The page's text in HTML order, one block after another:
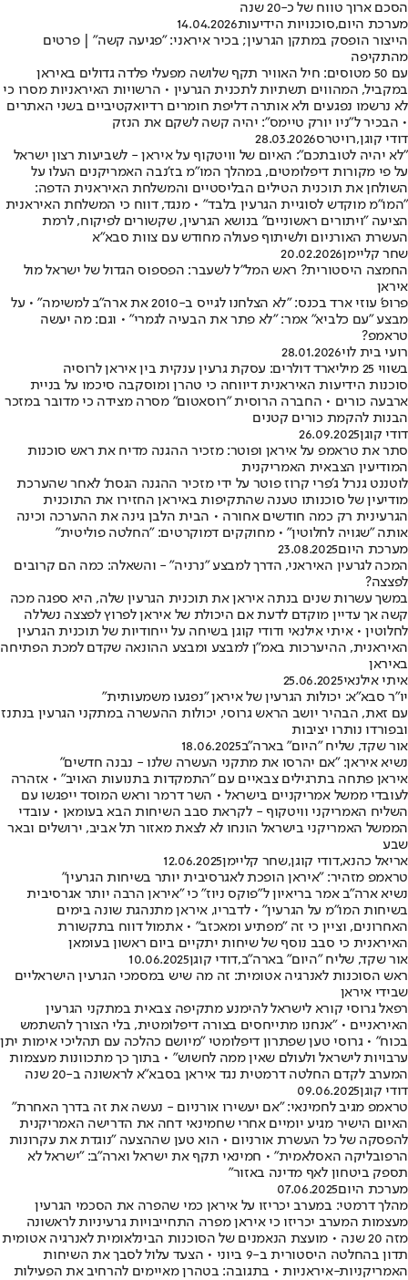
הסכם ארוך טווח של כ-20 שנה
מערכת היום,סוכנויות הידיעות14.04.2026
הייצור הופסק במתקן הגרעין; בכיר איראני: "פגיעה קשה" | פרטים
מהתקיפה
עם 50 מטוסים: חיל האוויר תקף שלושה מפעלי פלדה גדולים באיראן
במקביל, המהווים תשתיות לתכנית הגרעין • הרשויות האיראניות מסרו כי
לא נרשמו נפגעים ולא אותרה דליפת חומרים רדיואקטיביים בשני האתרים
• הבכיר ל"ניו יורק טיימס": יהיה קשה לשקם את הנזק
דודי קוגן,רויטרס28.03.2026
"לא יהיה לטובתכם": האיום של וויטקוף על איראן - לשביעות רצון ישראל
על פי מקורות דיפלומטים, במהלך המו"מ בז'נבה האמריקנים העלו על
השולחן את תוכנית הטילים הבליסטיים והמשלחת האיראנית הדפה:
"המו"מ מוקדש לסוגיית הגרעין בלבד" • מנגד, דווח כי המשלחת האיראנית
הציעה "ויתורים ראשוניים" בנושא הגרעין, שקשורים לפיקוח, לרמת
העשרת האורניום ולשיתוף פעולה מחודש עם צוות סבא"א
שחר קליימן20.02.2026
החמצה היסטורית? ראש המל"ל לשעבר: הפספוס הגדול של ישראל מול
איראן
פרופ' עוזי ארד בכנס: "לא הצלחנו לגייס ב-2010 את ארה"ב למשימה" • על
מבצע "עם כלביא" אמר: "לא פתר את הבעיה לגמרי" • וגם: מה יעשה
טראמפ?
רועי בית לוי28.01.2026
בשווי 25 מיליארד דולרים: עסקת גרעין ענקית בין איראן לרוסיה
סוכנות הידיעות האיראנית דיווחה כי טהרן ומוסקבה סיכמו על בניית
ארבעה כורים • החברה הרוסית "רוסאטום" מסרה מצידה כי מדובר במזכר
הבנות להקמת כורים קטנים
דודי קוגן26.09.2025
סתר את טראמפ על איראן ופוטר: מזכיר ההגנה מדיח את ראש סוכנות
המודיעין הצבאית האמריקנית
לוטננט גנרל ג'פרי קרוז פוטר על ידי מזכיר ההגנה הגסת' לאחר שהערכת
מודיעין של סוכנותו טענה שהתקיפות באיראן החזירו את התוכנית
הגרעינית רק כמה חודשים אחורה • הבית הלבן גינה את ההערכה וכינה
אותה "שגויה לחלוטין" • מחוקקים דמוקרטים: "החלטה פוליטית"
מערכת היום23.08.2025
המכה לגרעין האיראני, הדרך למבצע "נרניה" - והשאלה: כמה הם קרובים
לפצצה?
במשך עשרות שנים בנתה איראן את תוכנית הגרעין שלה, היא ספגה מכה
קשה אך עדיין מוקדם לדעת אם היכולת של איראן לפרוץ לפצצה נשללה
לחלוטין • איתי אילנאי ודודי קוגן בשיחה על ייחודיות של תוכנית הגרעין
האיראנית, ההיערכות באמ"ן למבצע ומבצע ההונאה שקדם למכת הפתיחה
באיראן
איתי אילנאי25.06.2025
יו"ר סבא"א: יכולות הגרעין של איראן "נפגעו משמעותית"
עם זאת, הבהיר יושב הראש גרוסי, יכולות ההעשרה במתקני הגרעין בנתנז
ובפורדו נותרו יציבות
אור שקד, שליח "היום" בארה"ב18.06.2025
נשיא איראן: "אם יהרסו את מתקני העשרה שלנו - נבנה חדשים"
איראן פתחה בתרגילים צבאיים עם "התמקדות בתנועות האויב" • אזהרה
לעובדי ממשל אמריקניים בישראל • השר דרמר וראש המוסד ייפגשו עם
השליח האמריקני וויטקוף - לקראת סבב השיחות הבא בעומאן • עובדי
הממשל האמריקני בישראל הונחו לא לצאת מאזור תל אביב, ירושלים ובאר
שבע
אריאל כהנא,דודי קוגן,שחר קליימן12.06.2025
טראמפ מזהיר: "איראן הופכת לאגרסיבית יותר בשיחות הגרעין"
נשיא ארה"ב אמר בריאיון ל"פוקס ניוז" כי "איראן הרבה יותר אגרסיבית
בשיחות המו"מ על הגרעין" • לדבריו, איראן מתנהגת שונה בימים
האחרונים, וציין כי זה "מפתיע ומאכזב" • אתמול דווח בתקשורת
האיראנית כי סבב נוסף של שיחות יתקיים ביום ראשון בעומאן
אור שקד, שליח "היום" בארה"ב,דודי קוגן10.06.2025
ראש הסוכנות לאנרגיה אטומית: זה מה שיש במסמכי הגרעין הישראליים
שבידי איראן
רפאל גרוסי קורא לישראל להימנע מתקיפה צבאית במתקני הגרעין
האיראניים • "אנחנו מתייחסים בצורה דיפלומטית, בלי הצורך להשתמש
בכוח" • גרוסי טען שפתרון דיפלומטי "מיושם כהלכה עם תהליכי אימות יתן
ערבויות לישראל ולעולם שאין ממה לחשוש" • בתוך כך מתכוונות מעצמות
המערב לקדם החלטה דרמטית נגד איראן בסבא"א לראשונה ב-20 שנה
דודי קוגן09.06.2025
טראמפ מגיב לחמינאי: "אם יעשירו אורניום - נעשה את זה בדרך האחרת"
האיום הישיר מגיע יומיים אחרי שחמינאי דחה את הדרישה האמריקנית
להפסקה של כל העשרת אורניום • הוא טען שההצעה "נוגדת את עקרונות
הרפובליקה האסלאמית" • חמינאי תקף את ישראל וארה"ב: "ישראל לא
תספק ביטחון לאף מדינה באזור"
מערכת היום07.06.2025
מהלך דרמטי: במערב יכריזו על איראן כמי שהפרה את הסכמי הגרעין
מעצמות המערב יכריזו כי איראן מפרה התחייבויות גרעיניות לראשונה
מזה 20 שנה • מועצת הנאמנים של הסוכנות הבינלאומית לאנרגיה אטומית
תדון בהחלטה היסטורית ב-9 ביוני • הצעד עלול לסבך את השיחות
האמריקניות-איראניות • בתגובה: בטהרן מאיימים להרחיב את הפעילות